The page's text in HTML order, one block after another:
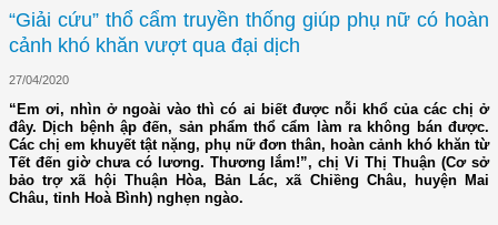
“Giải cứu” thổ cẩm truyền thống giúp phụ nữ có hoàn
cảnh khó khăn vượt qua đại dịch
27/04/2020
“Em ơi, nhìn ở ngoài vào thì có ai biết được nỗi khổ của các chị ở
đây. Dịch bệnh ập đến, sản phẩm thổ cẩm làm ra không bán được.
Các chị em khuyết tật nặng, phụ nữ đơn thân, hoàn cảnh khó khăn từ
Tết đến giờ chưa có lương. Thương lắm!”, chị Vi Thị Thuận (Cơ sở
bảo trợ xã hội Thuận Hòa, Bản Lác, xã Chiềng Châu, huyện Mai
Châu, tỉnh Hoà Bình) nghẹn ngào.